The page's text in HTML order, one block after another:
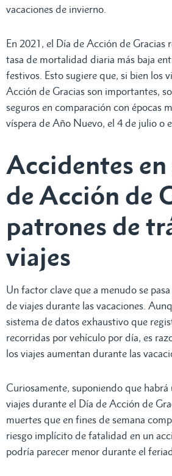
vacaciones de invierno.
En 2021, el Día de Acción de Gracias
tasa de mortalidad diaria más baja
festivos. Esto sugiere que, si bien los
Acción de Gracias son importantes,
seguros en comparación con épocas
víspera de Año Nuevo, el 4 de julio o
Accidentes en
de Acción de
patrones de
viajes
Un factor clave que a menudo se
de viajes durante las vacaciones.
sistema de datos exhaustivo que
recorridas por vehículo por día, es
los viajes aumentan durante las
Curiosamente, suponiendo que
viajes durante el Día de Acción de
muertes que en fines de semana
riesgo implícito de fatalidad en un
podría parecer menor durante el